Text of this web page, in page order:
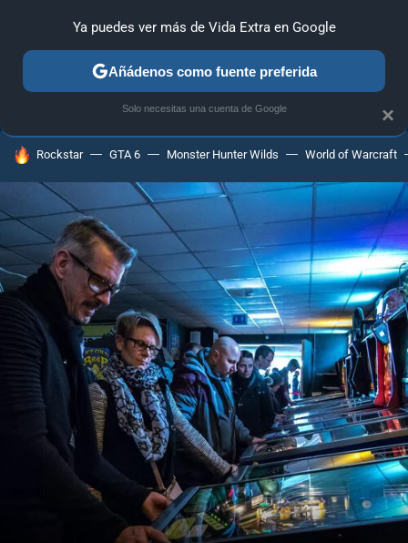
ANÁLISIS GUÍAS Y TRUCOS PC SONY NINTENDO
HOY SE HABLA DE
Rockstar GTA 6 Monster Hunter Wilds World of Warcraft
×
Ya puedes ver más de Vida Extra en Google
Añádenos como fuente preferida
Solo necesitas una cuenta de Google